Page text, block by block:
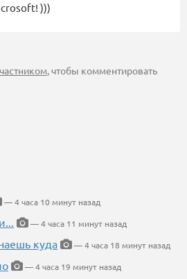
)))
, чтобы комментировать
— 4 часа 10 минут назад
— 4 часа 11 минут назад
куда
— 4 часа 18 минут назад
— 4 часа 19 минут назад